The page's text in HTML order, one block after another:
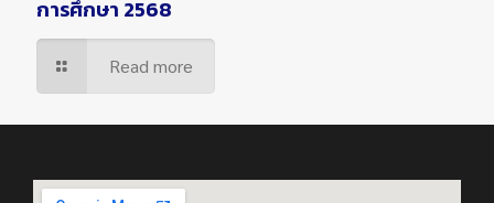
การศึกษา 2568
Read more